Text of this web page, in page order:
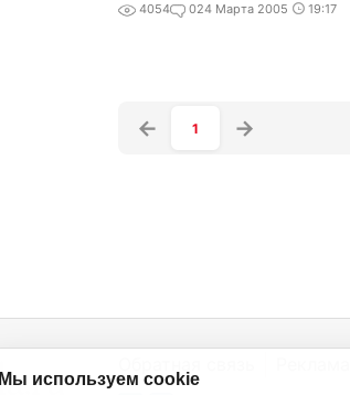
4054 024 Марта 2005 19:17
1
Мы используем cookie